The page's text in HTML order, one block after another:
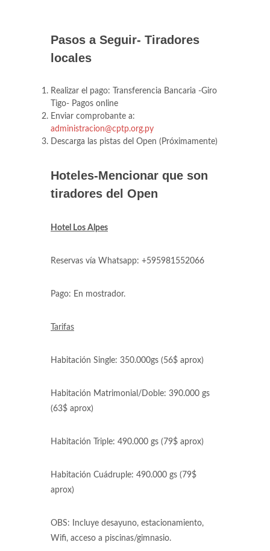
Pasos a Seguir- Tiradores
locales
Realizar el pago:
Transferencia Bancaria -Giro
Tigo- Pagos online
Enviar comprobante a:
administracion@cptp.org.py
Descarga las pistas del Open (Próximamente)
Hoteles-Mencionar que son
tiradores del Open
Hotel Los Alpes
Reservas vía Whatsapp: +595981552066
Pago: En mostrador.
Tarifas
Habitación Single: 350.000gs (56$ aprox)
Habitación Matrimonial/Doble: 390.000 gs
(63$ aprox)
Habitación Triple: 490.000 gs (79$ aprox)
Habitación Cuádruple: 490.000 gs (79$
aprox)
OBS: Incluye desayuno, estacionamiento,
Wifi, acceso a piscinas/gimnasio.